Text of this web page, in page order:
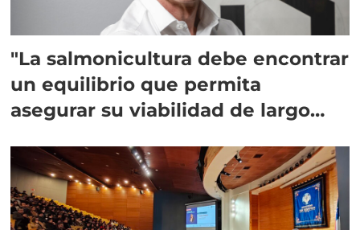
"La salmonicultura debe encontrar
un equilibrio que permita
asegurar su viabilidad de largo